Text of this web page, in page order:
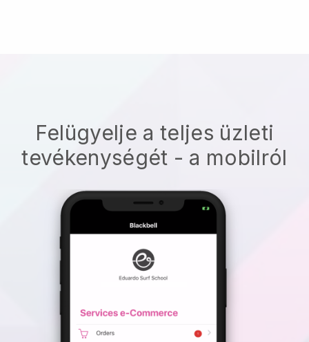
Felügyelje a teljes üzleti
tevékenységét - a mobilról